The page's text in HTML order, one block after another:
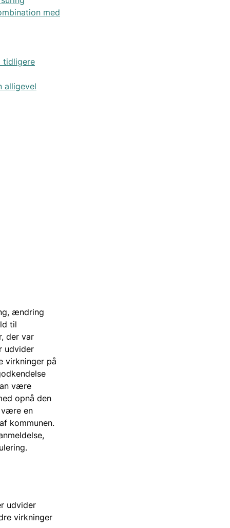
med
tidligere
alligevel
ændring
til
der var
udvider
virkninger på
være
opnå den
være en
kommunen.
udvider
virkninger